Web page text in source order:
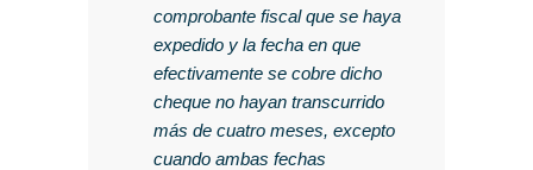
comprobante fiscal que se haya
expedido y la fecha en que
efectivamente se cobre dicho
cheque no hayan transcurrido
más de cuatro meses, excepto
cuando ambas fechas